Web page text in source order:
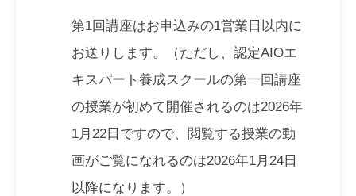
第1回講座はお申込みの1営業日以内に
お送りします。（ただし、認定AIOエ
キスパート養成スクールの第一回講座
の授業が初めて開催されるのは2026年
1月22日ですので、閲覧する授業の動
画がご覧になれるのは2026年1月24日
以降になります。）